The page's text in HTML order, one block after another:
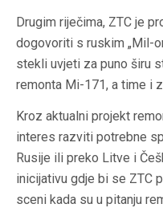
Drugim riječima, ZTC je
dogovoriti s ruskim „Mil-
stekli uvjeti za puno širu
remonta Mi-171, a time i
Kroz aktualni projekt
interes razviti potrebne
Rusije ili preko Litve i
inicijativu gdje bi se ZTC
sceni kada su u pitanju